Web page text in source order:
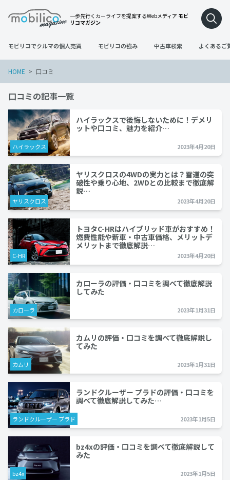
一歩先行くカーライフを提案するWebメディア モビ
リコマガジン
モビリコでクルマの個人売買 モビリコの強み 中古車検索 よくあるご
HOME 口コミ
口コミの記事一覧
ハイラックス
ハイラックスで後悔しないために！デメリ
ットや口コミ、魅力を紹介…
2023年4月20日
ヤリスクロス
ヤリスクロスの4WDの実力とは？雪道の突
破性や乗り心地、2WDとの比較まで徹底解
説…
2023年4月20日
C-HR
トヨタC-HRはハイブリッド車がおすすめ！
燃費性能や新車・中古車価格、メリットデ
メリットまで徹底解説…
2023年4月20日
カローラ
カローラの評価・口コミを調べて徹底解説
してみた
2023年1月31日
カムリ
カムリの評価・口コミを調べて徹底解説し
てみた
2023年1月31日
ランドクルーザー プラド
ランドクルーザー プラドの評価・口コミを
調べて徹底解説してみた…
2023年1月5日
bz4x
bz4xの評価・口コミを調べて徹底解説して
みた
2023年1月5日